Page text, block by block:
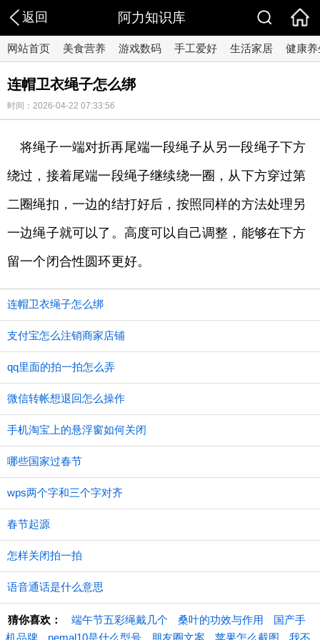
返回 阿力知识库
网站首页 美食营养 游戏数码 手工爱好 生活家居 健康养
连帽卫衣绳子怎么绑
时间：2026-04-22 07:33:56
将绳子一端对折再尾端一段绳子从另一段绳子下方
绕过，接着尾端一段绳子继续绕一圈，从下方穿过第
二圈绳扣，一边的结打好后，按照同样的方法处理另
一边绳子就可以了。高度可以自己调整，能够在下方
留一个闭合性圆环更好。
连帽卫衣绳子怎么绑
支付宝怎么注销商家店铺
qq里面的拍一拍怎么弄
微信转帐想退回怎么操作
手机淘宝上的悬浮窗如何关闭
哪些国家过春节
wps两个字和三个字对齐
春节起源
怎样关闭拍一拍
语音通话是什么意思
猜你喜欢： 端午节五彩绳戴几个 桑叶的功效与作用
国产手
机品牌
nemal10是什么型号 朋友圈文案 苹果怎么截图 我不